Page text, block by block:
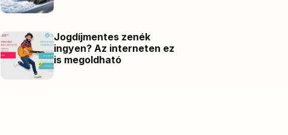
Jogdíjmentes zenék
ingyen? Az interneten ez
is megoldható